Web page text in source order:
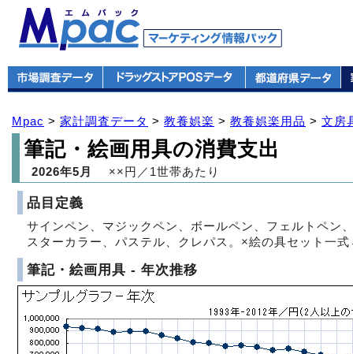
Mpac > 家計調査データ > 教養娯楽 > 教養娯楽用品 > 文房
筆記・絵画用具の消費支出
2026年5月 ××円／1世帯あたり
品目定義
サインペン、マジックペン、ボールペン、フェルトペン
スターカラー、パステル、クレパス。×絵の具セット一
筆記・絵画用具 - 年次推移